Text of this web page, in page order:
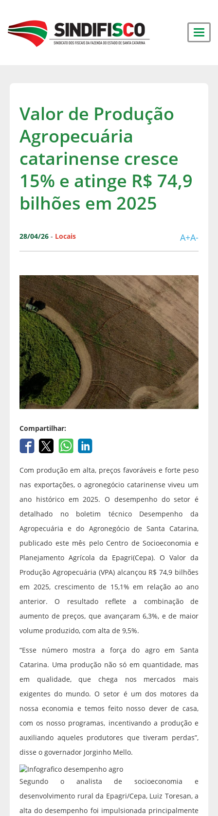
Valor de Produção
Agropecuária
catarinense cresce
15% e atinge R$ 74,9
bilhões em 2025
28/04/26 - Locais A+A-
Compartilhar:
Com produção em alta, preços favoráveis e forte peso
nas exportações, o agronegócio catarinense viveu um
ano histórico em 2025. O desempenho do setor é
detalhado no boletim técnico Desempenho da
Agropecuária e do Agronegócio de Santa Catarina,
publicado este mês pelo Centro de Socioeconomia e
Planejamento Agrícola da Epagri(Cepa). O Valor da
Produção Agropecuária (VPA) alcançou R$ 74,9 bilhões
em 2025, crescimento de 15,1% em relação ao ano
anterior. O resultado reflete a combinação de
aumento de preços, que avançaram 6,3%, e de maior
volume produzido, com alta de 9,5%.
“Esse número mostra a força do agro em Santa
Catarina. Uma produção não só em quantidade, mas
em qualidade, que chega nos mercados mais
exigentes do mundo. O setor é um dos motores da
nossa economia e temos feito nosso dever de casa,
com os nosso programas, incentivando a produção e
auxiliando aqueles produtores que tiveram perdas”,
disse o governador Jorginho Mello.
Segundo o analista de socioeconomia e
desenvolvimento rural da Epagri/Cepa, Luiz Toresan, a
alta do desempenho foi impulsionada principalmente